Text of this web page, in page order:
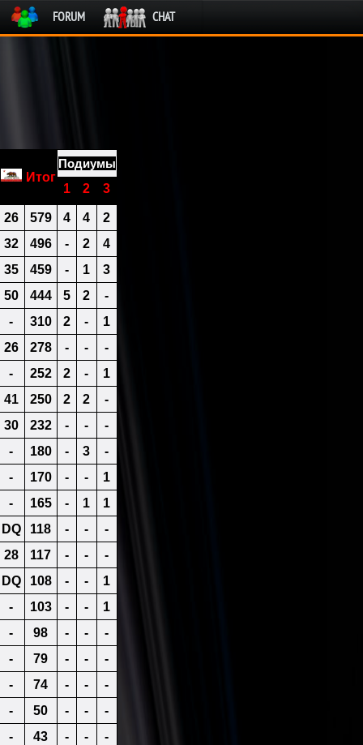
FORUM CHAT
Итог
Подиумы
1
2 3
26 579 4 4
2
32
496 - 2
4
35
459 - 1
3
50
444 5 2
-
-
310 2 -
1
26
278 - -
-
-
252 2 -
1
41
250 2 2
-
30
232 - -
-
-
180 - 3
-
-
170 - -
1
-
165 - 1
1
DQ
118 - -
-
28
117 - -
-
DQ
108 - -
1
-
103 - -
1
-
98 - -
-
-
79 - -
-
-
74 - -
-
-
50 - -
-
-
43 - -
-